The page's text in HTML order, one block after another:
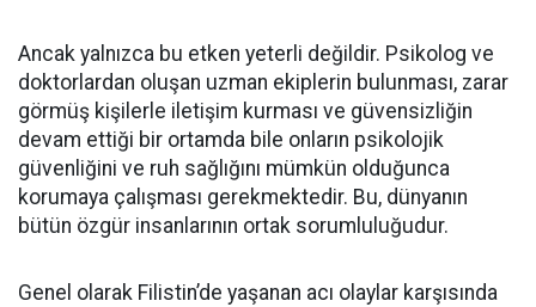
Ancak yalnızca bu etken yeterli değildir. Psikolog ve
doktorlardan oluşan uzman ekiplerin bulunması, zarar
görmüş kişilerle iletişim kurması ve güvensizliğin
devam ettiği bir ortamda bile onların psikolojik
güvenliğini ve ruh sağlığını mümkün olduğunca
korumaya çalışması gerekmektedir. Bu, dünyanın
bütün özgür insanlarının ortak sorumluluğudur.
Genel olarak Filistin’de yaşanan acı olaylar karşısında